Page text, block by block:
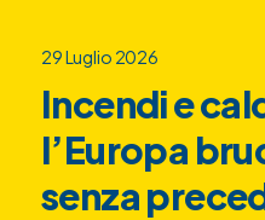
29 Luglio 2026
Incendi e
l’Europa
senza